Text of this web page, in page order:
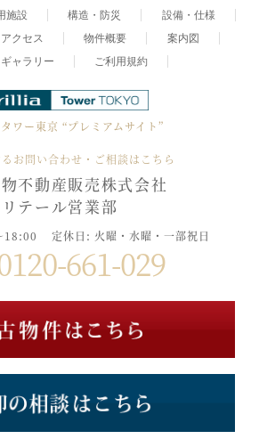
施設 構造・防災
設備・仕様
アクセス 物件概要
案内図
ャラリー
ご利用規約
ワー東京 “プレミアムサイト”
お問い合わせ・ご相談はこちら
不動産販売株式会社
リテール営業部
18:00 定休日: 火曜・水曜・一部祝日
661-029